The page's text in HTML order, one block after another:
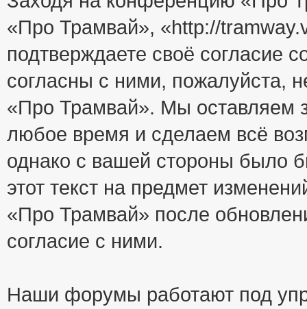
«Про Трамвай», «http://
подтверждаете своё
согласны с ними, пожалуйста,
«Про Трамвай». Мы оставляем
любое время и сделаем всё
однако с вашей стороны было
этот текст на предмет
«Про Трамвай» после
согласие с ними.
Наши форумы работают под